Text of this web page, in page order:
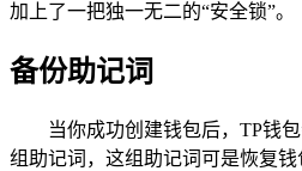
加上了一把独一无二的“安全锁”。
备份助记词
当你成功创建钱包后，TP钱
组助记词，这组助记词可是恢复